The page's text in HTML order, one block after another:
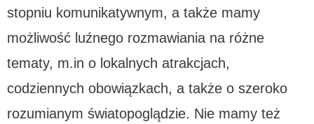
stopniu komunikatywnym, a także mamy
możliwość luźnego rozmawiania na różne
tematy, m.in o lokalnych atrakcjach,
codziennych obowiązkach, a także o szeroko
rozumianym światopoglądzie. Nie mamy też